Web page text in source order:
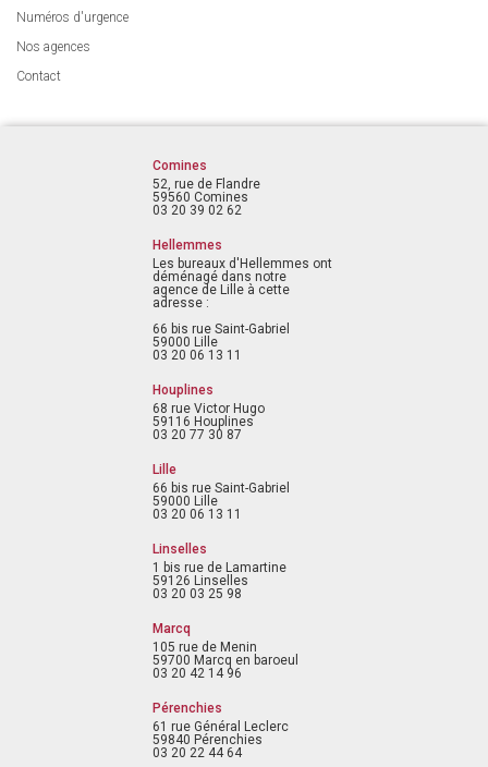
Numéros d'urgence
Nos agences
Contact
Comines
52, rue de Flandre
59560 Comines
03 20 39 02 62
Hellemmes
Les bureaux d'Hellemmes ont
déménagé dans notre
agence de Lille à cette
adresse :
66 bis rue Saint-Gabriel
59000 Lille
03 20 06 13 11
Houplines
68 rue Victor Hugo
59116 Houplines
03 20 77 30 87
Lille
66 bis rue Saint-Gabriel
59000 Lille
03 20 06 13 11
Linselles
1 bis rue de Lamartine
59126 Linselles
03 20 03 25 98
Marcq
105 rue de Menin
59700 Marcq en baroeul
03 20 42 14 96
Pérenchies
61 rue Général Leclerc
59840 Pérenchies
03 20 22 44 64